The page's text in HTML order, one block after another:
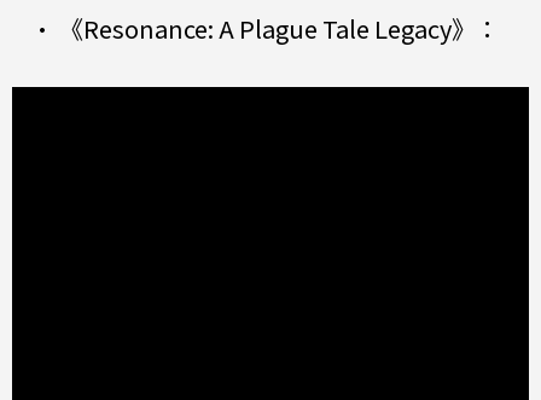
• 《Resonance: A Plague Tale Legacy》：